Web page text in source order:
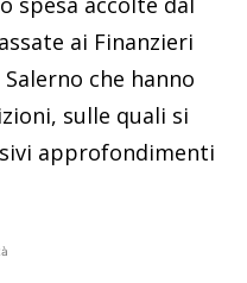
ai Finanzieri
che hanno
sulle quali si
approfondimenti